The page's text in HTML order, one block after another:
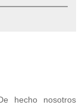
hecho nosotros